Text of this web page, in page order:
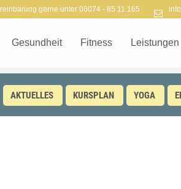
gerne unter 06074 - 85 11 165
Gesundheit Fitness Leistungen
AKTUELLES KURSPLAN YOGA